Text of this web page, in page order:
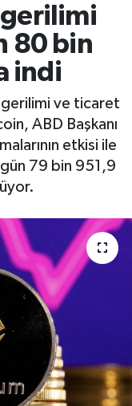
80 bin
indi
ve ticaret
ABD Başkanı
etkisi ile
79 bin 951,9